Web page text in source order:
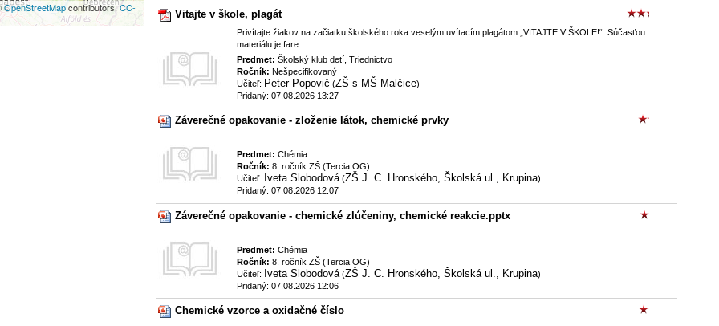
OpenStreetMapcontributors,CC-
Vitajte v škole, plagát
Privítajte žiakov na začiatku školského roka veselým uvítacím plagátom „VITAJTE V ŠKOLE!“. Súčasťou
materiálu je fare...
Predmet: Školský klub detí, Triednictvo
Ročník: Nešpecifikovaný
Učiteľ: Peter Popovič (ZŠ s MŠ Malčice)
Pridaný: 07.08.2026 13:27
Záverečné opakovanie - zloženie látok, chemické prvky
Predmet: Chémia
Ročník: 8. ročník ZŠ (Tercia OG)
Učiteľ:
Iveta Slobodová (ZŠ J. C. Hronského, Školská ul., Krupina)
Pridaný: 07.08.2026 12:07
Záverečné opakovanie - chemické zlúčeniny, chemické reakcie.pptx
Predmet: Chémia
Ročník: 8. ročník ZŠ (Tercia OG)
Učiteľ: Iveta Slobodová (ZŠ J. C. Hronského, Školská ul., Krupina)
Pridaný: 07.08.2026 12:06
Chemické vzorce a oxidačné číslo